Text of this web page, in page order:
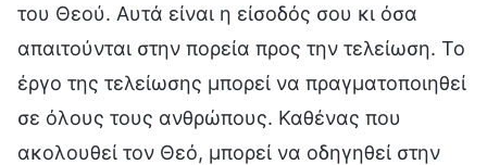
του Θεού. Αυτά είναι η είσοδός σου κι όσα
απαιτούνται στην πορεία προς την τελείωση. Το
έργο της τελείωσης μπορεί να πραγματοποιηθεί
σε όλους τους ανθρώπους. Καθένας που
ακολουθεί τον Θεό, μπορεί να οδηγηθεί στην